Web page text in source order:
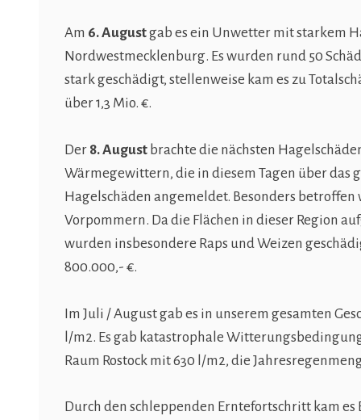
Am 6. Augustgab es ein Unwetter mit starkem
Nordwestmecklenburg. Es wurden rund 50
stark geschädigt, stellenweise kam es zu
über 1,3 Mio. €.
Der 8. August brachte die nächsten
Wärmegewittern, die in diesem Tagen über das
Hagelschäden angemeldet. Besonders
Vorpommern. Da die Flächen in dieser Region
wurden insbesondere Raps und Weizen
800.000,- €.
Im Juli / August gab es in unserem gesamten
l/m2. Es gab katastrophale
Raum Rostock mit 630 l/m2, die
Durch den schleppenden Erntefortschritt kam